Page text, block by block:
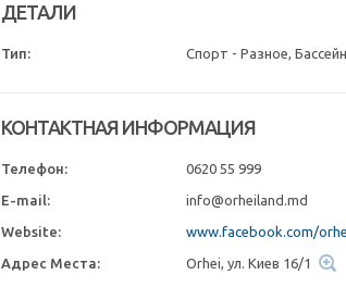
ДЕТАЛИ
Тип: Спорт - Разное, Бассейн
КОНТАКТНАЯ ИНФОРМАЦИЯ
Телефон: 0620 55 999
E-mail: info@orheiland.md
Website: www.facebook.com/
Адрес Места: Orhei, ул. Киев 16/1